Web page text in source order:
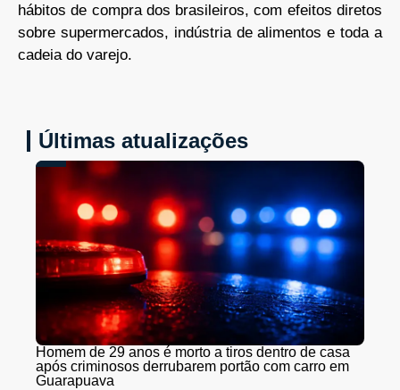
hábitos de compra dos brasileiros, com efeitos diretos
sobre supermercados, indústria de alimentos e toda a
cadeia do varejo.
Últimas atualizações
Homem de 29 anos é morto a tiros dentro de casa
após criminosos derrubarem portão com carro em
Guarapuava